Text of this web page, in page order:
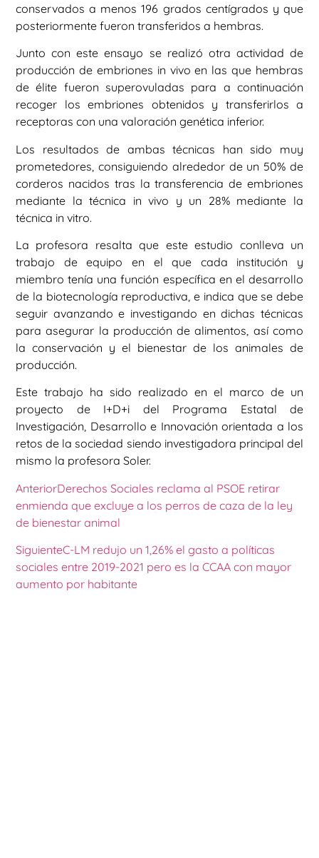
conservados a menos 196 grados centígrados y que
posteriormente fueron transferidos a hembras.
Junto con este ensayo se realizó otra actividad de
producción de embriones in vivo en las que hembras
de élite fueron superovuladas para a continuación
recoger los embriones obtenidos y transferirlos a
receptoras con una valoración genética inferior.
Los resultados de ambas técnicas han sido muy
prometedores, consiguiendo alrededor de un 50% de
corderos nacidos tras la transferencia de embriones
mediante la técnica in vivo y un 28% mediante la
técnica in vitro.
La profesora resalta que este estudio conlleva un
trabajo de equipo en el que cada institución y
miembro tenía una función específica en el desarrollo
de la biotecnología reproductiva, e indica que se debe
seguir avanzando e investigando en dichas técnicas
para asegurar la producción de alimentos, así como
la conservación y el bienestar de los animales de
producción.
Este trabajo ha sido realizado en el marco de un
proyecto de I+D+i del Programa Estatal de
Investigación, Desarrollo e Innovación orientada a los
retos de la sociedad siendo investigadora principal del
mismo la profesora Soler.
AnteriorDerechos Sociales reclama al PSOE retirar
enmienda que excluye a los perros de caza de la ley
de bienestar animal
SiguienteC-LM redujo un 1,26% el gasto a políticas
sociales entre 2019-2021 pero es la CCAA con mayor
aumento por habitante